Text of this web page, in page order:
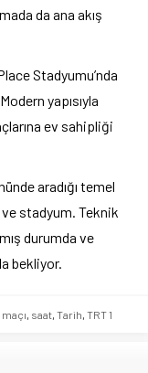
da ana akış
Stadyumu’nda
yapısıyla
ev sahipliği
aradığı temel
ve stadyum. Teknik
durumda ve
bekliyor.
, saat, Tarih, TRT 1